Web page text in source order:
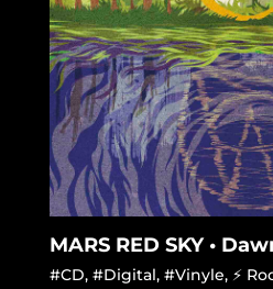
MARS RED SKY •
#CD, #Digital, #Vinyle, ⚡